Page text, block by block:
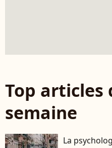
Top articles
semaine
La